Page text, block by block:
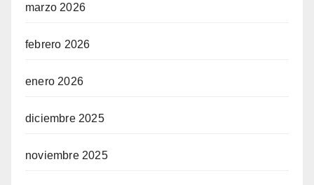
marzo 2026
febrero 2026
enero 2026
diciembre 2025
noviembre 2025